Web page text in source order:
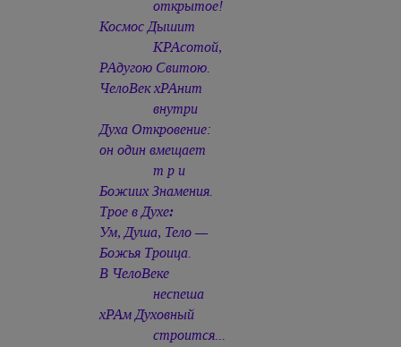
открытое!
Космос Дышит
КРАсотой,
РАдугою Свитою.
ЧелоВек хРАнит
внутри
Духа Откровение:
он один вмещает
т р и
Божиих Знамения.
Трое в Духе:
Ум, Душа, Тело —
Божья Троица.
В ЧелоВеке
неспеша
хРАм Духовный
строится...